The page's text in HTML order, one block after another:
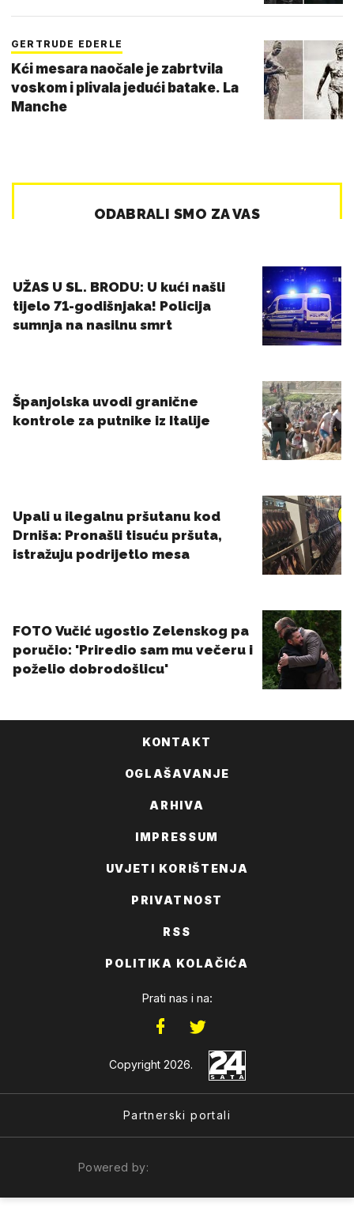
GERTRUDE EDERLE
Kći mesara naočale je zabrtvila
voskom i plivala jedući batake. La
Manche
KONTAKT
OGLAŠAVANJE
ARHIVA
IMPRESSUM
UVJETI KORIŠTENJA
PRIVATNOST
RSS
POLITIKA KOLAČIĆA
Prati nas i na:
Copyright 2026.
Partnerski portali
Powered by: